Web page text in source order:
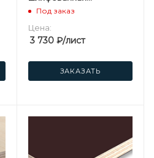
березовая
Под заказ
Цена:
3 730₽/лист
ЗАКАЗАТЬ